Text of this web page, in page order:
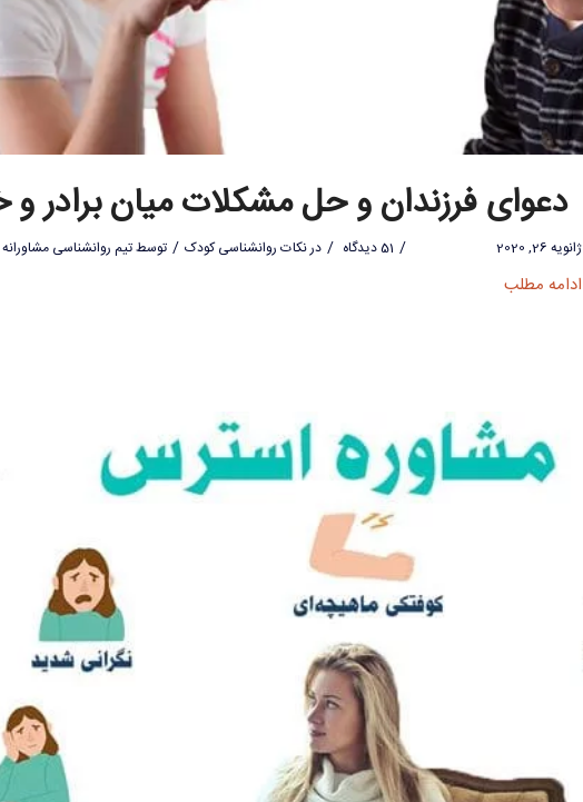
دعوای فرزندان و حل مشکلات میان برادر و
ژانویه 26, 2020 / 51 دیدگاه / درنکات روانشناسی کودک / توسطتیم روانشناسی مشاورانه
ادامه مطلب